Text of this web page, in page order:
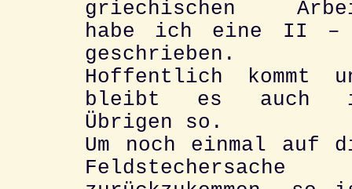
griechischen
habe ich eine II
geschrieben.
Hoffentlich kommt
bleibt es auch
Übrigen so.
Um noch einmal auf
Feldstechersache